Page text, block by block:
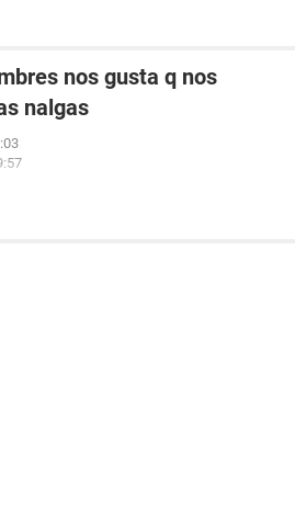
nos gusta q nos
nalgas